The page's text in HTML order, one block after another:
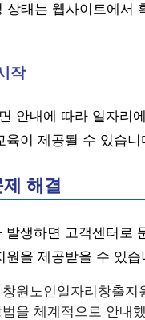
상태는 웹사이트에서
작
안내에 따라 일자리
육이 제공될 수 있습니
해결
발생하면 고객센터로
원을 제공받을 수 있습
원노인일자리창출지
을 체계적으로 안내